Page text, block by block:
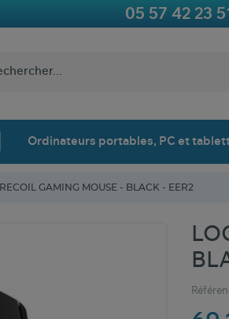
05 57 42 23 51
Ordinateurs portables, PC et
GAMING MOUSE - BLACK - EER2